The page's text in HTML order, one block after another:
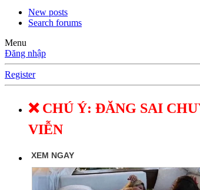
New posts
Search forums
Menu
Đăng nhập
Register
❌ CHÚ Ý: ĐĂNG SAI
VIỄN